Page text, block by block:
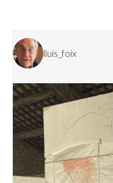
lluis_foix